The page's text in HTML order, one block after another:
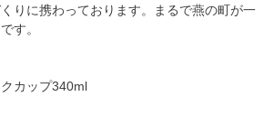
りに携わっております。まるで燕の町が一
す。
カップ340ml